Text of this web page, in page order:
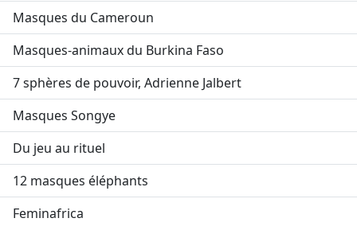
Masques du Cameroun
Masques-animaux du Burkina Faso
7 sphères de pouvoir, Adrienne Jalbert
Masques Songye
Du jeu au rituel
12 masques éléphants
Feminafrica